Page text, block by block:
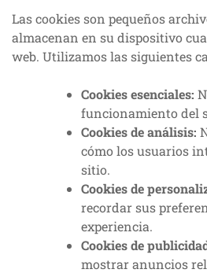
Las cookies son pequeños
almacenan en su dispositivo
web. Utilizamos las siguientes
Cookies esenciales:
funcionamiento del
Cookies de análisis:
cómo los usuarios
sitio.
Cookies de
recordar sus
experiencia.
Cookies de
mostrar anuncios